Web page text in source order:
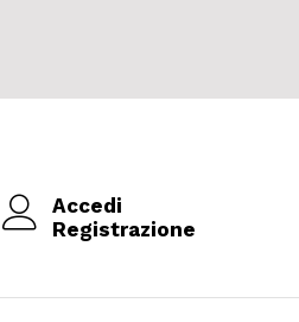
Accedi
Registrazione